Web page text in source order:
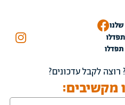
לקבל עדכונים?
מקשיבים: